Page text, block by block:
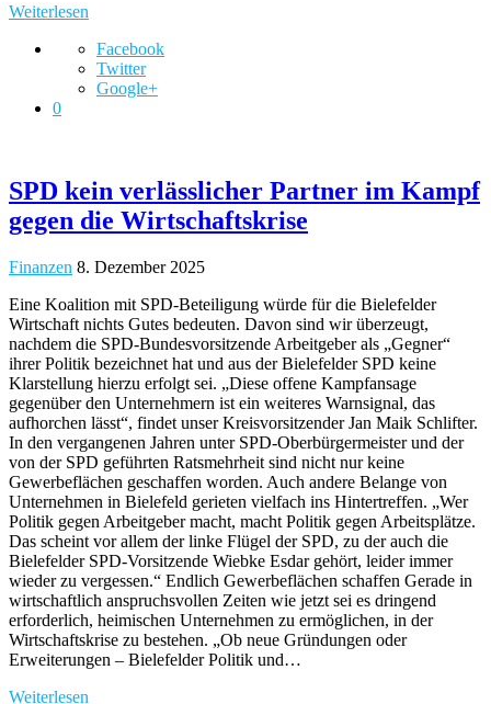
Weiterlesen
Facebook
Twitter
Google+
0
SPD kein verlässlicher Partner im Kampf
gegen die Wirtschaftskrise
Finanzen 8. Dezember 2025
Eine Koalition mit SPD-Beteiligung würde für die Bielefelder
Wirtschaft nichts Gutes bedeuten. Davon sind wir überzeugt,
nachdem die SPD-Bundesvorsitzende Arbeitgeber als „Gegner“
ihrer Politik bezeichnet hat und aus der Bielefelder SPD keine
Klarstellung hierzu erfolgt sei. „Diese offene Kampfansage
gegenüber den Unternehmern ist ein weiteres Warnsignal, das
aufhorchen lässt“, findet unser Kreisvorsitzender Jan Maik Schlifter.
In den vergangenen Jahren unter SPD-Oberbürgermeister und der
von der SPD geführten Ratsmehrheit sind nicht nur keine
Gewerbeflächen geschaffen worden. Auch andere Belange von
Unternehmen in Bielefeld gerieten vielfach ins Hintertreffen. „Wer
Politik gegen Arbeitgeber macht, macht Politik gegen Arbeitsplätze.
Das scheint vor allem der linke Flügel der SPD, zu der auch die
Bielefelder SPD-Vorsitzende Wiebke Esdar gehört, leider immer
wieder zu vergessen.“ Endlich Gewerbeflächen schaffen Gerade in
wirtschaftlich anspruchsvollen Zeiten wie jetzt sei es dringend
erforderlich, heimischen Unternehmen zu ermöglichen, in der
Wirtschaftskrise zu bestehen. „Ob neue Gründungen oder
Erweiterungen – Bielefelder Politik und…
Weiterlesen